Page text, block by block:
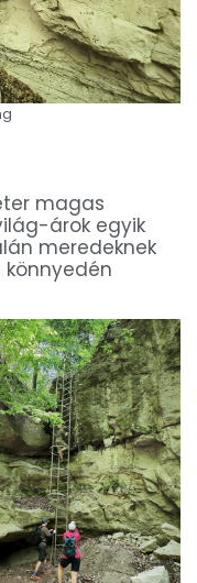
magas
árok egyik
meredeknek